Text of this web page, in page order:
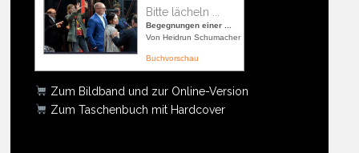
Bitte lächeln ...
Begegnungen einer ...
Von Heidrun Schumacher
Buchvorschau
Zum Bildband und zur Online-Version
Zum Taschenbuch mit Hardcover